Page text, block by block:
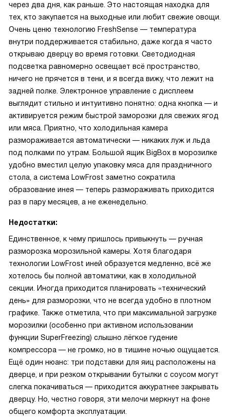
через два дня, как раньше. Это настоящая находка для
тех, кто закупается на выходные или любит свежие овощи.
Очень ценю технологию FreshSense — температура
внутри поддерживается стабильно, даже когда я часто
открываю дверцу во время готовки. Светодиодная
подсветка равномерно освещает всё пространство,
ничего не прячется в тени, и я всегда вижу, что лежит на
задней полке. Электронное управление с дисплеем
выглядит стильно и интуитивно понятно: одна кнопка — и
активируется режим быстрой заморозки для свежих ягод
или мяса. Приятно, что холодильная камера
размораживается автоматически — никаких луж и льда
под полками по утрам. Большой ящик BigBox в морозилке
удобно вместил целую упаковку мяса для праздничного
стола, а система LowFrost заметно сократила
образование инея — теперь размораживать приходится
раз в пару месяцев, а не еженедельно.
Недостатки:
Единственное, к чему пришлось привыкнуть — ручная
разморозка морозильной камеры. Хотя благодаря
технологии LowFrost иней образуется медленно, всё же
хотелось бы полной автоматики, как в холодильной
секции. Иногда приходится планировать «технический
день» для разморозки, что не всегда удобно в плотном
графике. Также отметила, что при максимальной загрузке
морозилки (особенно при активном использовании
функции SuperFreezing) слышно лёгкое гудение
компрессора — не громко, но в тишине ночью ощущается.
Ещё один нюанс: три подставки для яиц расположены на
дверце, и при резком открывании бутылки с соусом могут
слегка покачиваться — приходится аккуратнее закрывать
дверцу. Но, честно говоря, эти мелочи меркнут на фоне
общего комфорта эксплуатации.